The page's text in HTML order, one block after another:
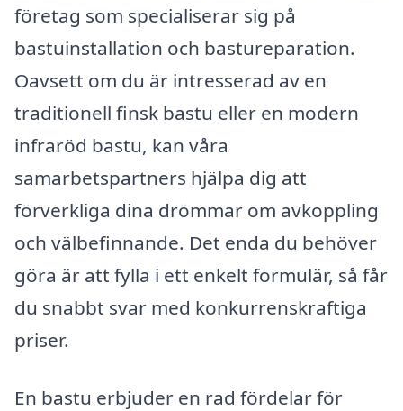
företag som specialiserar sig på
bastuinstallation och bastureparation.
Oavsett om du är intresserad av en
traditionell finsk bastu eller en modern
infraröd bastu, kan våra
samarbetspartners hjälpa dig att
förverkliga dina drömmar om avkoppling
och välbefinnande. Det enda du behöver
göra är att fylla i ett enkelt formulär, så får
du snabbt svar med konkurrenskraftiga
priser.
En bastu erbjuder en rad fördelar för